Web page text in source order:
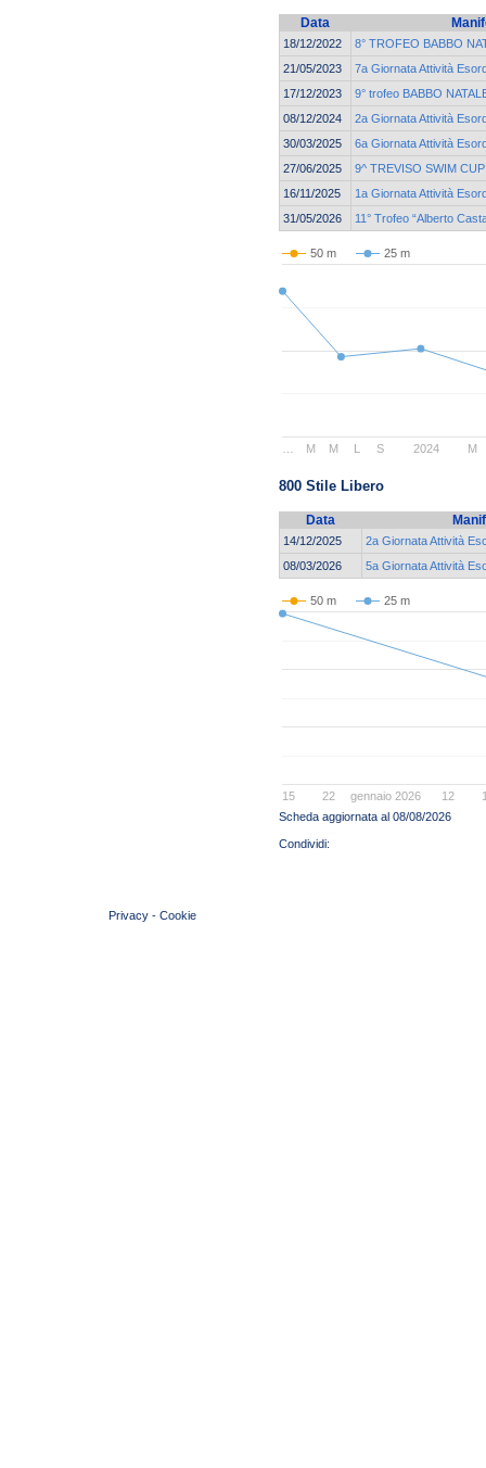
Data
18/12/2022
8° TROFEO BABBO
21/05/2023
7a Giornata Attività
17/12/2023
9° trofeo BABBO
08/12/2024
2a Giornata Attività
30/03/2025
6a Giornata Attività
27/06/2025
9^ TREVISO SWIM CUP
16/11/2025
1a Giornata Attività
31/05/2026
11° Trofeo “Alberto
50 m 25 m
2024
M M L S M
800 Stile Libero
Data
14/12/2025
2a Giornata Attività
08/03/2026
5a Giornata Attività
50 m 25 m
gennaio 2026
15 22 12
Scheda aggiornata al 08/08/2026
Privacy - Cookie